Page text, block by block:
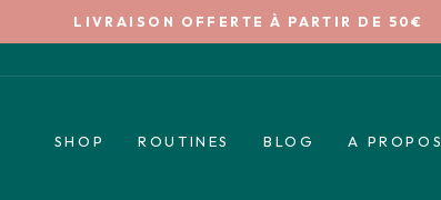
Diaporama
LIVRAISON OFFERTE À PARTIR DE 50€
SHOP ROUTINES BLOG A PROPOS